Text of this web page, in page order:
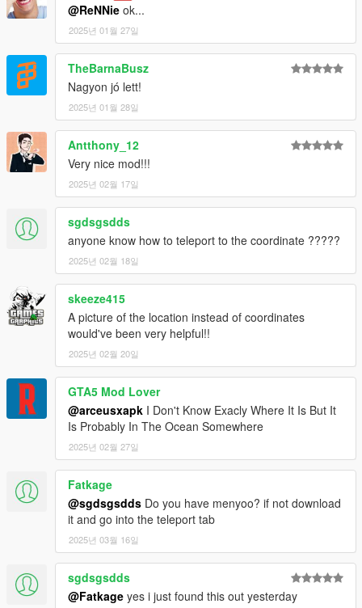
@ReNNie ok...
2025년 01월 27일
TheBarnaBusz
Nagyon jó lett!
2025년 01월 28일
Antthony_12
Very nice mod!!!
2025년 02월 17일
sgdsgsdds
anyone know how to teleport to the coordinate ?????
2025년 02월 18일
skeeze415
A picture of the location instead of coordinates
would've been very helpful!!
2025년 02월 20일
GTA5 Mod Lover
@arceusxapk I Don't Know Exacly Where It Is But It
Is Probably In The Ocean Somewhere
2025년 02월 27일
Fatkage
@sgdsgsdds Do you have menyoo? if not download
it and go into the teleport tab
2025년 03월 16일
sgdsgsdds
@Fatkage yes i just found this out yesterday